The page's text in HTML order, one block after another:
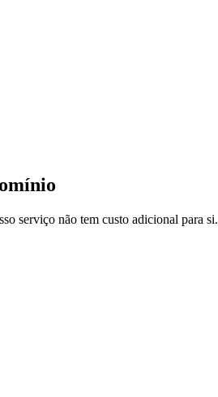
serviço não tem custo adicional para si.